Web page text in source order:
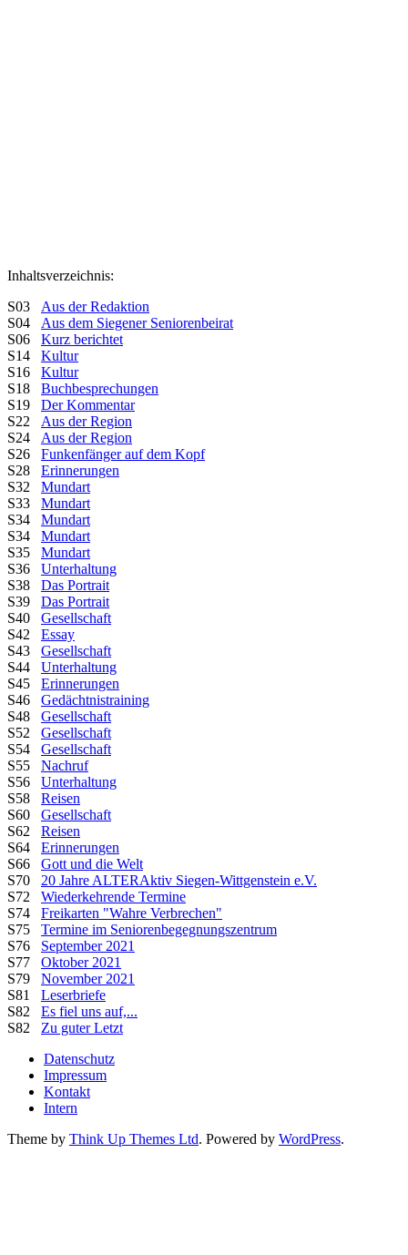
Inhaltsverzeichnis:
S03 Aus der Redaktion
S04 Aus dem Siegener Seniorenbeirat
S06 Kurz berichtet
S14 Kultur
S16 Kultur
S18 Buchbesprechungen
S19 Der Kommentar
S22 Aus der Region
S24 Aus der Region
S26 Funkenfänger auf dem Kopf
S28 Erinnerungen
S32 Mundart
S33 Mundart
S34 Mundart
S34 Mundart
S35 Mundart
S36 Unterhaltung
S38 Das Portrait
S39 Das Portrait
S40 Gesellschaft
S42 Essay
S43 Gesellschaft
S44 Unterhaltung
S45 Erinnerungen
S46 Gedächtnistraining
S48 Gesellschaft
S52 Gesellschaft
S54 Gesellschaft
S55 Nachruf
S56 Unterhaltung
S58 Reisen
S60 Gesellschaft
S62 Reisen
S64 Erinnerungen
S66 Gott und die Welt
S70 20 Jahre ALTERAktiv Siegen-Wittgenstein e.V.
S72 Wiederkehrende Termine
S74 Freikarten "Wahre Verbrechen"
S75 Termine im Seniorenbegegnungszentrum
S76 September 2021
S77 Oktober 2021
S79 November 2021
S81 Leserbriefe
S82 Es fiel uns auf,...
S82 Zu guter Letzt
Datenschutz
Impressum
Kontakt
Intern
Theme by Think Up Themes Ltd. Powered by WordPress.